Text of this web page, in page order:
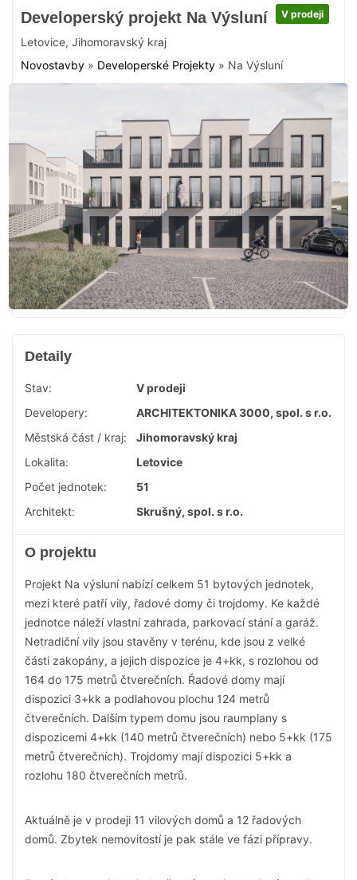
Developerský projekt Na Výsluní V prodeji
Letovice, Jihomoravský kraj
Novostavby » Developerské Projekty » Na Výsluní
Detaily
Stav:
V prodeji
Developery:
ARCHITEKTONIKA 3000, spol. s r.o.
Městská část / kraj:
Jihomoravský kraj
Lokalita:
Letovice
Počet jednotek:
51
Architekt:
Skrušný, spol. s r.o.
O projektu
Projekt Na výsluní nabízí celkem 51 bytových jednotek,
mezi které patří vily, řadové domy či trojdomy. Ke každé
jednotce náleží vlastní zahrada, parkovací stání a garáž.
Netradiční vily jsou stavěny v terénu, kde jsou z velké
části zakopány, a jejich dispozice je 4+kk, s rozlohou od
164 do 175 metrů čtverečních. Řadové domy mají
dispozici 3+kk a podlahovou plochu 124 metrů
čtverečních. Dalším typem domu jsou raumplany s
dispozicemi 4+kk (140 metrů čtverečních) nebo 5+kk (175
metrů čtverečních). Trojdomy mají dispozici 5+kk a
rozlohu 180 čtverečních metrů.
Aktuálně je v prodeji 11 vilových domů a 12 řadových
domů. Zbytek nemovitostí je pak stále ve fázi přípravy.